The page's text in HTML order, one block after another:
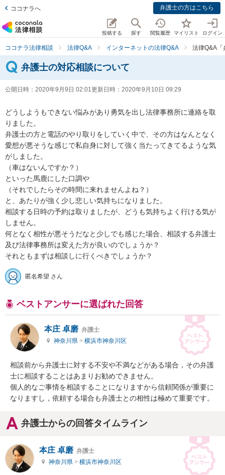
ココナラへ 弁護士の方はこちら
投稿する 探す 閲覧履歴 マイリスト ログイン
ココナラ法律相談 法律Q&A インターネットの法律Q&A 法律Q&A「
弁護士の対応相談について
公開日時： 2020年9月9日 02:01更新日時： 2020年9月10日 09:29
どうしようもできない悩みがあり勇気を出し法律事務所に連絡を取
りました。
弁護士の方と電話のやり取りをしていく中で、その方はなんとなく
愛想が悪そうな感じで私自身に対して強く当たってきてるような気
がしました。
（車はないんですか？）
といった馬鹿にした口調や
（それでしたらその時間に来れませんよね？）
と、あたりが強く少し悲しい気持ちになりました。
相談する日時の予約は取りましたが、どうも気持ちよく行ける気が
しません。
何となく相性が悪そうだなと少しでも感じた場合、相談する弁護士
及び法律事務所は変えた方が良いのでしょうか？
それともまずは相談しに行くべきでしょうか？
匿名希望 さん
ベストアンサーに選ばれた回答
本庄 卓磨 弁護士
神奈川県 > 横浜市神奈川区
相談前から弁護士に対する不安や不満などがある場合，その弁護
士に相談することはあまりお勧めできません。
個人的なご事情を相談することになりますから信頼関係が重要に
なりますし，依頼する場合も弁護士との相性は極めて重要です。
弁護士からの回答タイムライン
本庄 卓磨 弁護士
神奈川県 > 横浜市神奈川区